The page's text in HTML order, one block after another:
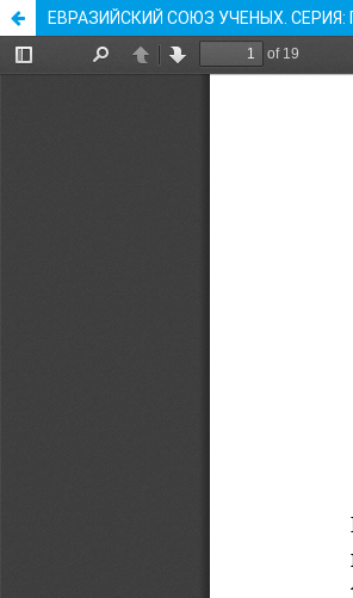
ЕВРАЗИЙСКИЙ СОЮЗ УЧЕНЫХ.